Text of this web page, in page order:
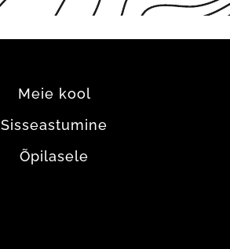
Meie kool
Sisseastumine
Õpilasele